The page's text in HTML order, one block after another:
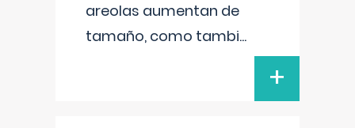
areolas aumentan de
tamaño, como tambi...
+